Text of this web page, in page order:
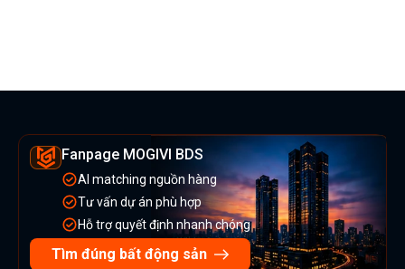
Fanpage MOGIVI BDS
AI matching nguồn hàng
Tư vấn dự án phù hợp
Hỗ trợ quyết định nhanh chóng
Tìm đúng bất động sản